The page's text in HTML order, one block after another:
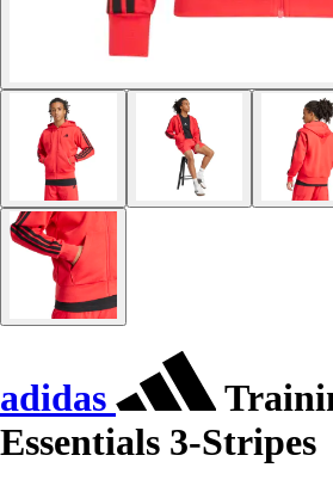
adidas
Essentials 3-Stripes